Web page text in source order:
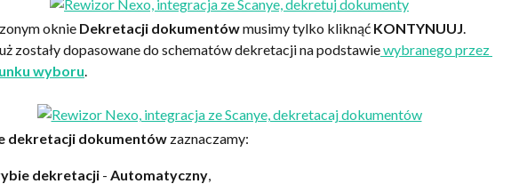
oknie Dekretacji dokumentów musimy tylko kliknąć KONTYNUUJ.
zostały dopasowane do schematów dekretacji na podstawie wybranego przez
wyboru.
dekretacji dokumentów zaznaczamy:
dekretacji - Automatyczny